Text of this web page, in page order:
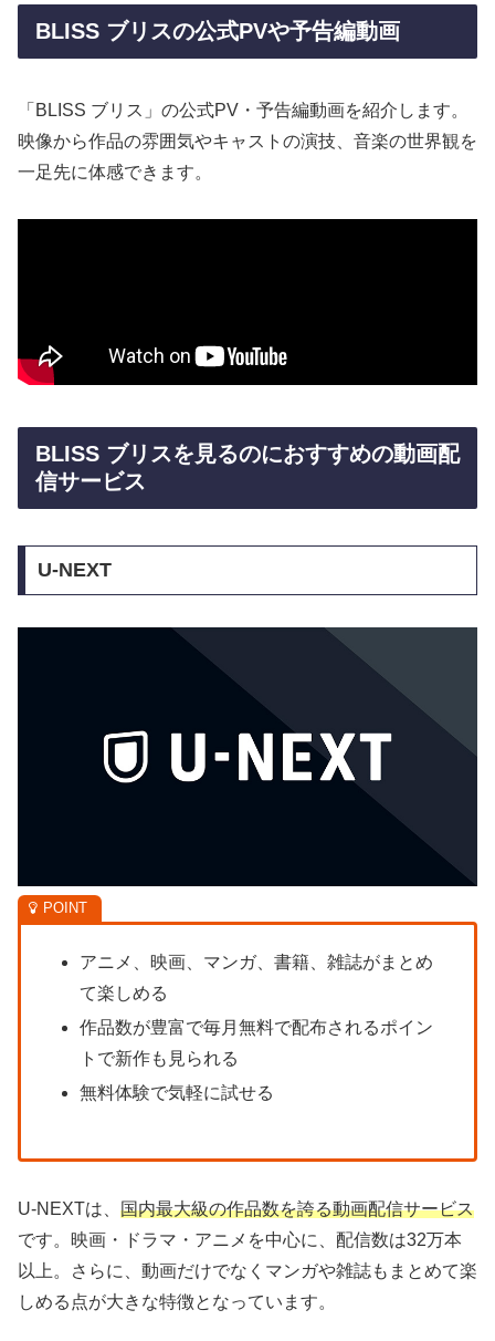
BLISS ブリスの公式PVや予告編動画
「BLISS ブリス」の公式PV・予告編動画を紹介します。
映像から作品の雰囲気やキャストの演技、音楽の世界観を
一足先に体感できます。
BLISS ブリスを見るのにおすすめの動画配
信サービス
U-NEXT
アニメ、映画、マンガ、書籍、雑誌がまとめ
て楽しめる
作品数が豊富で毎月無料で配布されるポイン
トで新作も見られる
無料体験で気軽に試せる
U-NEXTは、 国内最大級の作品数を誇る動画配信サービス
です。映画・ドラマ・アニメを中心に、配信数は32万本
以上。さらに、動画だけでなくマンガや雑誌もまとめて楽
しめる点が大きな特徴となっています。